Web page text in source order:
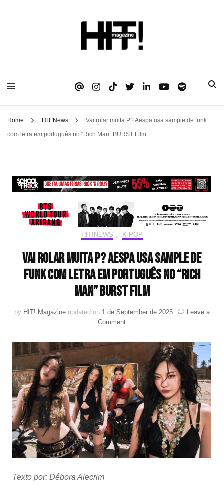
HIT!Magazine
Home HIT!News
Vai rolar muita P? Aespa usa sample de funk
com letra em português no “Rich Man” BURST Film
HIT!NEWS K-POP
Vai rolar muita P? Aespa usa sample de
funk com letra em português no “Rich
Man” BURST Film
by HIT! Magazine updated on 1 de September de 2025
Leave a
Commenton
rolar
muita
P?
Aespa
usa
sample
de
funk
com
letra
em
português
Texto por: Débora Alecrim